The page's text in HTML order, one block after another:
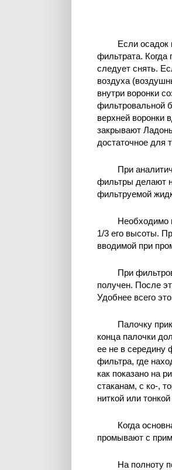
Если осадок
фильтрата. Когда
следует снять.
воздуха
внутри воронки
фильтровальной
верхней воронки
закрывают
достаточное для
При
фильтры делают
фильтруемой
Необходимо
1/3 его высоты.
вводимой при
При
получен. После
Удобнее всего
Палочку
конца палочки
ее не в середину
фильтра, где
как показано на
стаканам, с ко-,
ниткой или
Когда
промывают с
На полноту